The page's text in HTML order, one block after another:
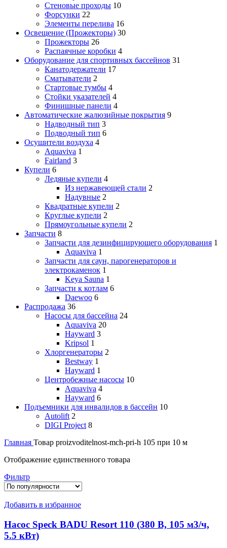
Стеновые проходы 10
Форсунки 22
Элементы перелива 16
Освещение (Прожекторы) 30
Прожекторы 26
Распаячные коробки 4
Оборудование для спортивных бассейнов 31
Канатодержатели 17
Сматыватели 2
Стартовые тумбы 4
Стойки указателей 4
Финишные панели 4
Автоматические жалюзийные покрытия 9
Надводный тип 3
Подводный тип 6
Осушители воздуха 4
Aquaviva 1
Fairland 3
Купели 6
Ледяные купели 4
Из нержавеющей стали 2
Надувные 2
Квадратные купели 2
Круглые купели 2
Прямоугольные купели 2
Запчасти 8
Запчасти для дезинфицирующего оборудования 1
Aquaviva 1
Запчасти для саун, парогенераторов и
электрокаменок 1
Keya Sauna 1
Запчасти к котлам 6
Daewoo 6
Распродажа 36
Насосы для бассейна 24
Aquaviva 20
Hayward 3
Kripsol 1
Хлоргенераторы 2
Bestway 1
Hayward 1
Центробежные насосы 10
Aquaviva 4
Hayward 6
Подъемники для инвалидов в бассейн 10
Autolift 2
DIGI Project 8
Главная Товар proizvoditelnost-mch-pri-h 105 при 10 м
Отображение единственного товара
Фильтр
Добавить в избранное
Насос Speck BADU Resort 110 (380 В, 105 м3/ч,
5.5 кВт)